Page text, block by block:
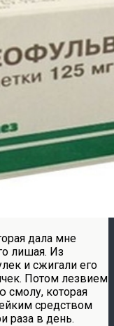
дала мне
лишая. Из
и сжигали его
Потом лезвием
смолу, которая
средством
раза в день.